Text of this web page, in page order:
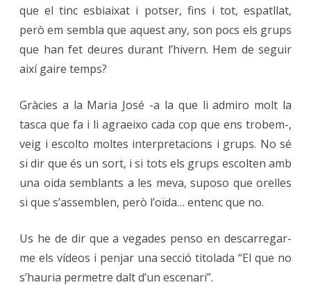
que el tinc esbiaixat i potser, fins i tot, espatllat,
però em sembla que aquest any, son pocs els grups
que han fet deures durant l’hivern. Hem de seguir
així gaire temps?
Gràcies a la Maria José -a la que li admiro molt la
tasca que fa i li agraeixo cada cop que ens trobem-,
veig i escolto moltes interpretacions i grups. No sé
si dir que és un sort, i si tots els grups escolten amb
una oida semblants a les meva, suposo que orelles
si que s’assemblen, però l’oïda… entenc que no.
Us he de dir que a vegades penso en descarregar-
me els vídeos i penjar una secció titolada “El que no
s’hauria permetre dalt d’un escenari”.